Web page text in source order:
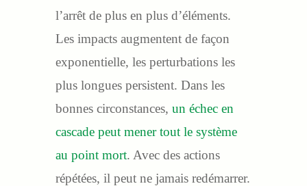
l’arrêt de plus en plus d’éléments.
Les impacts augmentent de façon
exponentielle, les perturbations les
plus longues persistent. Dans les
bonnes circonstances, un échec en
cascade peut mener tout le système
au point mort. Avec des actions
répétées, il peut ne jamais redémarrer.